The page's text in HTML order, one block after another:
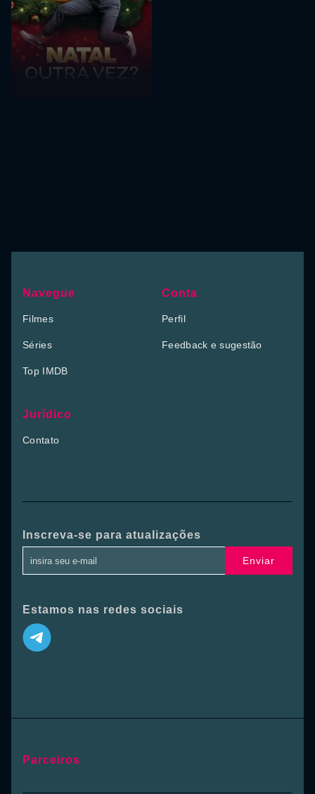
Navegue
Filmes
Séries
Top IMDB
Conta
Perfil
Feedback e sugestão
Jurídico
Contato
Inscreva-se para atualizações
Enviar
Estamos nas redes sociais
Parceiros